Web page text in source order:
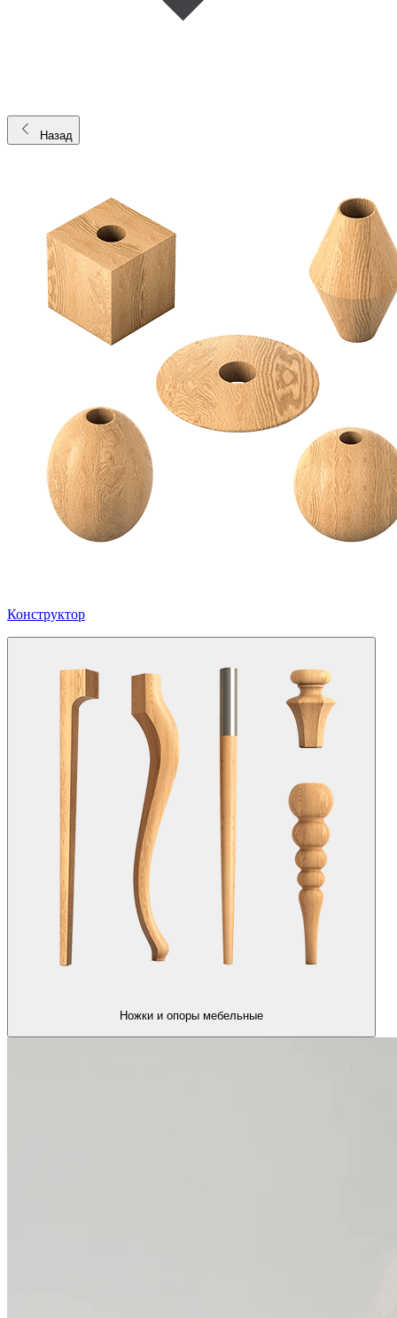
Назад
Конструктор
Ножки и опоры мебельные